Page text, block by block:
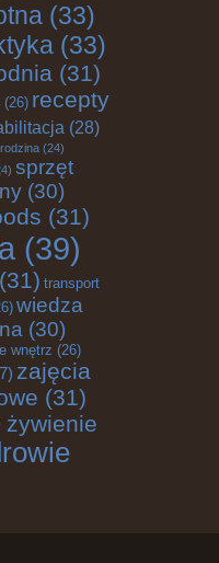
(33)
(33)
(31)
(26) recepty
(28)
rodzina (24)
sprzęt
(30)
(31)
(39)
(31) transport
wiedza
(30)
wnętrz (26)
zajęcia
(31)
żywienie